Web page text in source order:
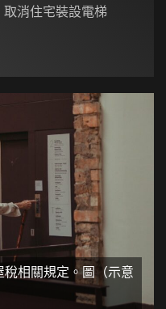
消住宅裝設電梯
相關規定。圖（示意